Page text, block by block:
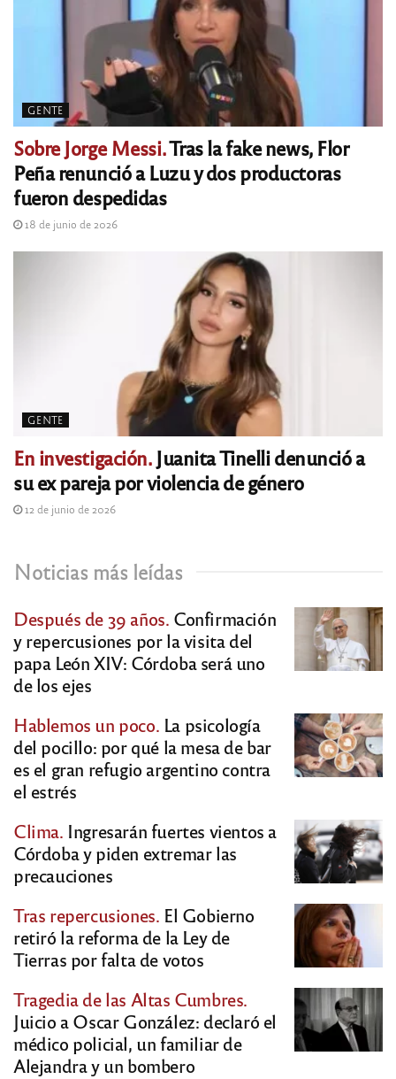
GENTE
Sobre Jorge Messi.Tras la fake news, Flor
Peña renunció a Luzu y dos productoras
fueron despedidas
18 de junio de 2026
GENTE
En investigación.Juanita Tinelli denunció a
su ex pareja por violencia de género
12 de junio de 2026
Noticias más leídas
Después de 39 años. Confirmación
y repercusiones por la visita del
papa León XIV: Córdoba será uno
de los ejes
Hablemos un poco. La psicología
del pocillo: por qué la mesa de bar
es el gran refugio argentino contra
el estrés
Clima. Ingresarán fuertes vientos a
Córdoba y piden extremar las
precauciones
Tras repercusiones. El Gobierno
retiró la reforma de la Ley de
Tierras por falta de votos
Tragedia de las Altas Cumbres.
Juicio a Oscar González: declaró el
médico policial, un familiar de
Alejandra y un bombero